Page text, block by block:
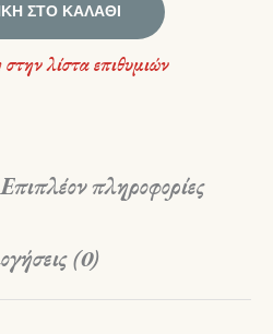
ΣΤΟ ΚΑΛΆΘΙ
λίστα επιθυμιών
Επιπλέον πληροφορίες
(0)